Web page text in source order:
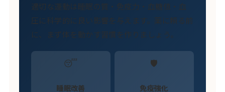
適切な運動は睡眠の質・免疫力・血糖値・血
圧に科学的に良い影響を与えます。薬に頼る前
に、まず体を動かす習慣を作りましょう。
😴
睡眠改善
🛡️
免疫強化